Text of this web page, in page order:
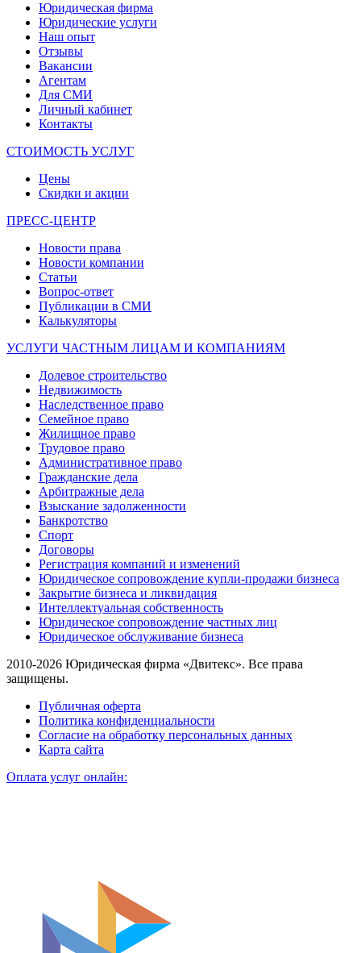
Юридическая фирма
Юридические услуги
Наш опыт
Отзывы
Вакансии
Агентам
Для СМИ
Личный кабинет
Контакты
СТОИМОСТЬ УСЛУГ
Цены
Скидки и акции
ПРЕСС-ЦЕНТР
Новости права
Новости компании
Статьи
Вопрос-ответ
Публикации в СМИ
Калькуляторы
УСЛУГИ ЧАСТНЫМ ЛИЦАМ И КОМПАНИЯМ
Долевое строительство
Недвижимость
Наследственное право
Семейное право
Жилищное право
Трудовое право
Административное право
Гражданские дела
Арбитражные дела
Взыскание задолженности
Банкротство
Спорт
Договоры
Регистрация компаний и изменений
Юридическое сопровождение купли-продажи бизнеса
Закрытие бизнеса и ликвидация
Интеллектуальная собственность
Юридическое сопровождение частных лиц
Юридическое обслуживание бизнеса
2010-2026 Юридическая фирма «Двитекс». Все права
защищены.
Публичная оферта
Политика конфиденциальности
Согласие на обработку персональных данных
Карта сайта
Оплата услуг онлайн: